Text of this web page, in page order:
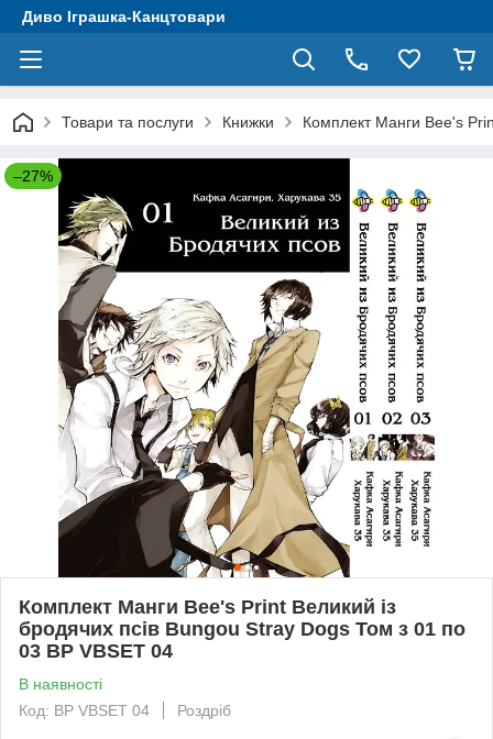
Диво Іграшка-Канцтовари
Товари та послуги Книжки Комплект Манги Bee's
–27%
Комплект Манги Bee's Print Великий із
бродячих псів Bungou Stray Dogs Том з 01 по
03 BP VBSET 04
В наявності
Код: BP VBSET 04
Роздріб